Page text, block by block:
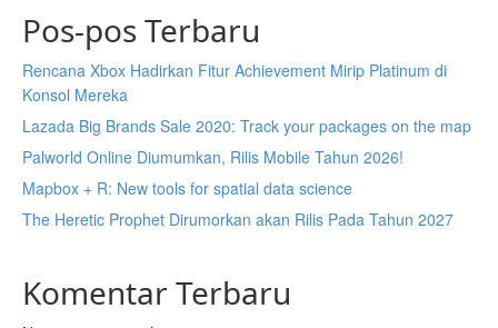
Pos-pos Terbaru
Rencana Xbox Hadirkan Fitur Achievement Mirip Platinum di
Konsol Mereka
Lazada Big Brands Sale 2020: Track your packages on the map
Palworld Online Diumumkan, Rilis Mobile Tahun 2026!
Mapbox + R: New tools for spatial data science
The Heretic Prophet Dirumorkan akan Rilis Pada Tahun 2027
Komentar Terbaru